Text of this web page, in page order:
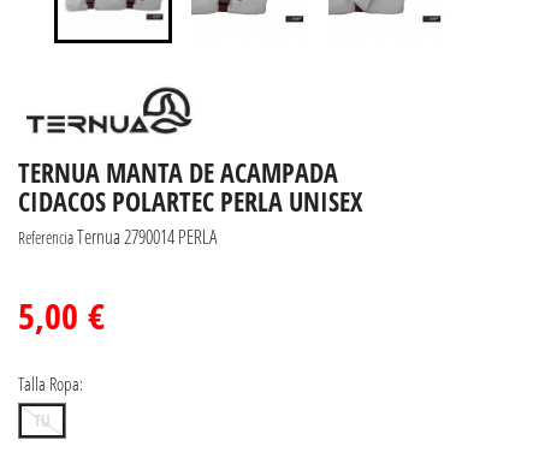
TERNUA MANTA DE ACAMPADA
CIDACOS POLARTEC PERLA UNISEX
ReferenciaTernua 2790014 PERLA
5,00 €
Talla Ropa:
TU